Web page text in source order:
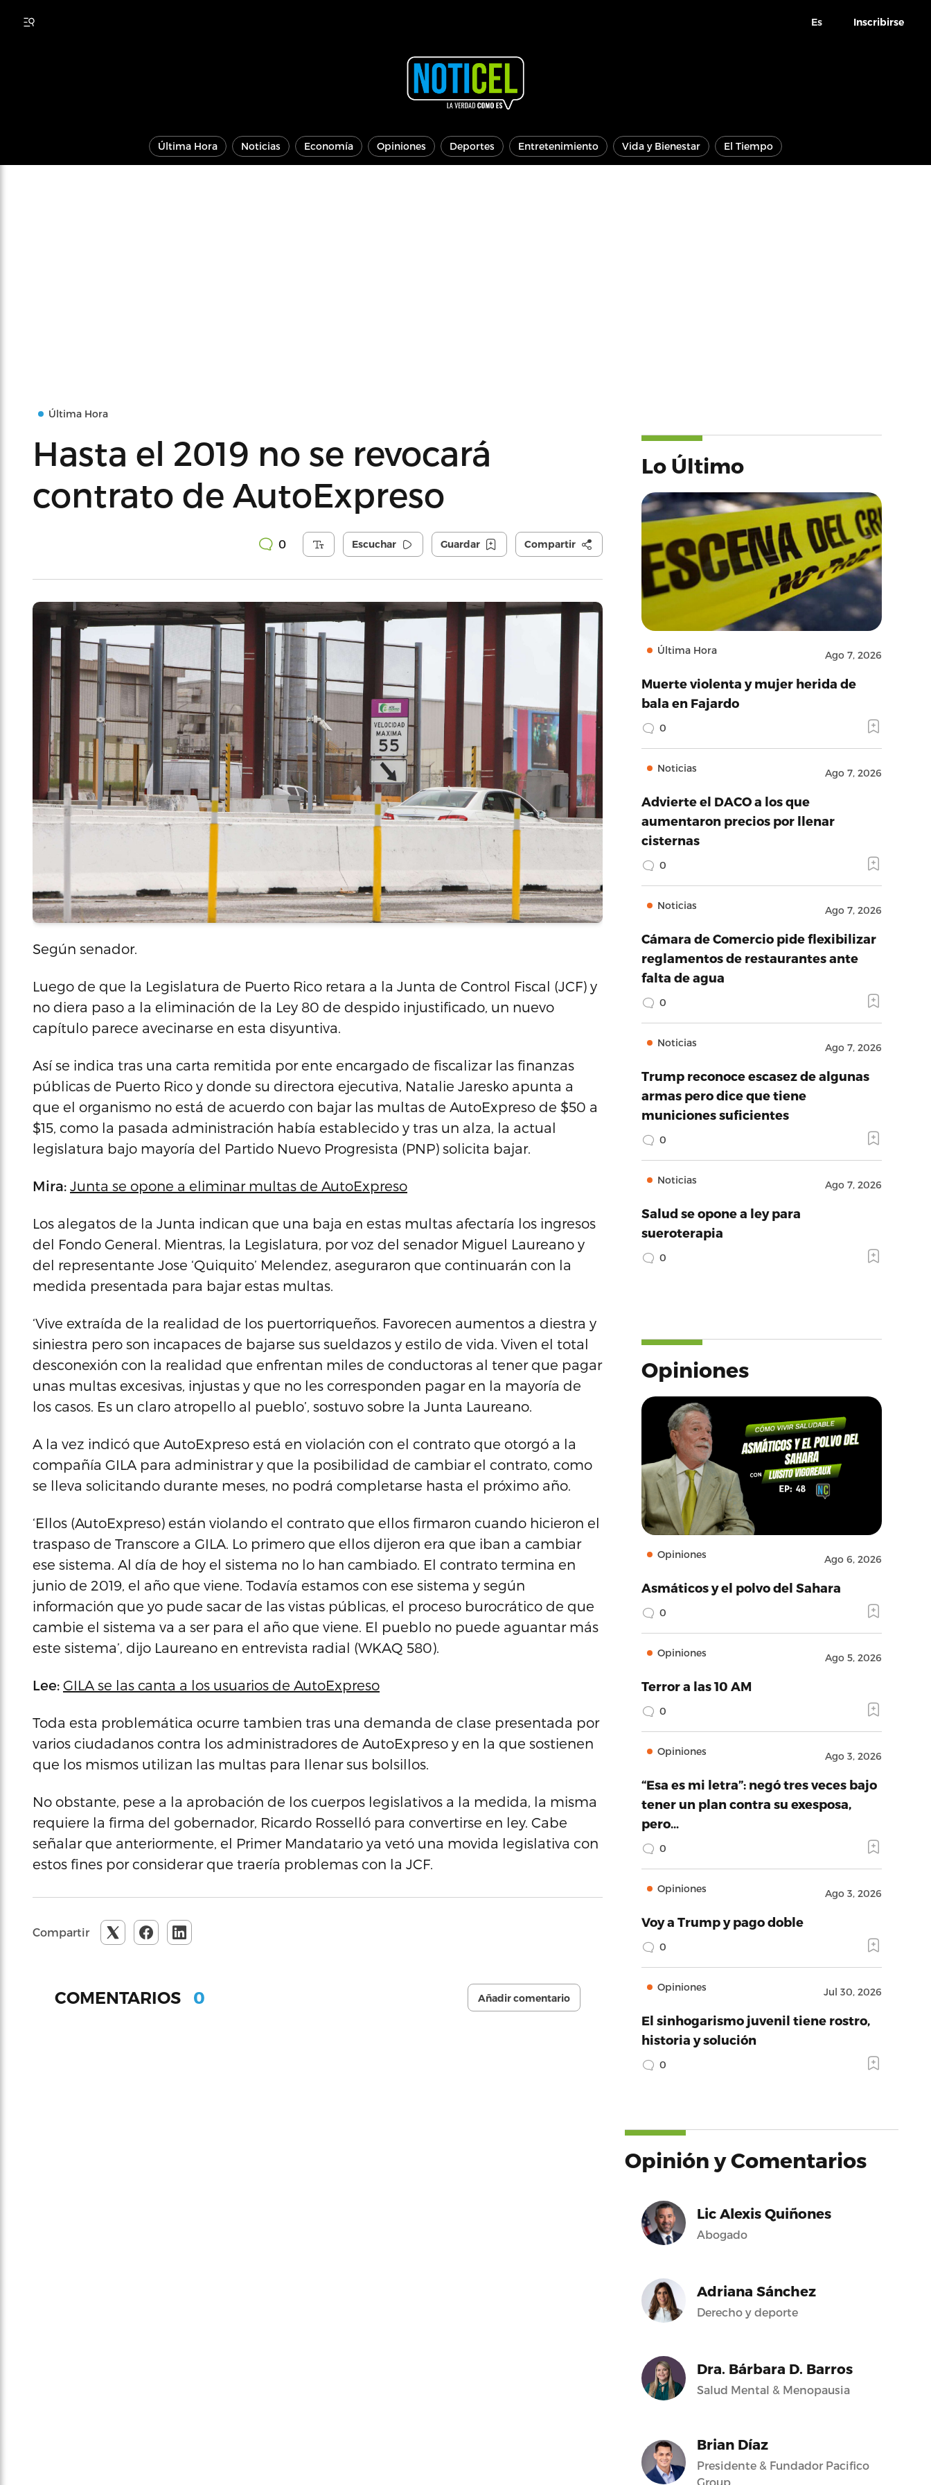
Es Inscribirse
Última Hora Noticias Economía Opiniones Deportes Entretenimiento Vida y Bienestar El Tiempo
Última Hora
Hasta el 2019 no se revocará
contrato de AutoExpreso
0 Escuchar Guardar Compartir
Según senador.
Luego de que la Legislatura de Puerto Rico retara a la Junta de Control Fiscal (JCF) y
no diera paso a la eliminación de la Ley 80 de despido injustificado, un nuevo
capítulo parece avecinarse en esta disyuntiva.
Así se indica tras una carta remitida por ente encargado de fiscalizar las finanzas
públicas de Puerto Rico y donde su directora ejecutiva, Natalie Jaresko apunta a
que el organismo no está de acuerdo con bajar las multas de AutoExpreso de $50 a
$15, como la pasada administración había establecido y tras un alza, la actual
legislatura bajo mayoría del Partido Nuevo Progresista (PNP) solicita bajar.
Mira: Junta se opone a eliminar multas de AutoExpreso
Los alegatos de la Junta indican que una baja en estas multas afectaría los ingresos
del Fondo General. Mientras, la Legislatura, por voz del senador Miguel Laureano y
del representante Jose ‘Quiquito’ Melendez, aseguraron que continuarán con la
medida presentada para bajar estas multas.
‘Vive extraída de la realidad de los puertorriqueños. Favorecen aumentos a diestra y
siniestra pero son incapaces de bajarse sus sueldazos y estilo de vida. Viven el total
desconexión con la realidad que enfrentan miles de conductoras al tener que pagar
unas multas excesivas, injustas y que no les corresponden pagar en la mayoría de
los casos. Es un claro atropello al pueblo’, sostuvo sobre la Junta Laureano.
A la vez indicó que AutoExpreso está en violación con el contrato que otorgó a la
compañía GILA para administrar y que la posibilidad de cambiar el contrato, como
se lleva solicitando durante meses, no podrá completarse hasta el próximo año.
‘Ellos (AutoExpreso) están violando el contrato que ellos firmaron cuando hicieron el
traspaso de Transcore a GILA. Lo primero que ellos dijeron era que iban a cambiar
ese sistema. Al día de hoy el sistema no lo han cambiado. El contrato termina en
junio de 2019, el año que viene. Todavía estamos con ese sistema y según
información que yo pude sacar de las vistas públicas, el proceso burocrático de que
cambie el sistema va a ser para el año que viene. El pueblo no puede aguantar más
este sistema’, dijo Laureano en entrevista radial (WKAQ 580).
Lee: GILA se las canta a los usuarios de AutoExpreso
Toda esta problemática ocurre tambien tras una demanda de clase presentada por
varios ciudadanos contra los administradores de AutoExpreso y en la que sostienen
que los mismos utilizan las multas para llenar sus bolsillos.
No obstante, pese a la aprobación de los cuerpos legislativos a la medida, la misma
requiere la firma del gobernador, Ricardo Rosselló para convertirse en ley. Cabe
señalar que anteriormente, el Primer Mandatario ya vetó una movida legislativa con
estos fines por considerar que traería problemas con la JCF.
Compartir
COMENTARIOS 0 Añadir comentario
Lo Último
Última Hora Ago 7, 2026
Muerte violenta y mujer herida de
bala en Fajardo
0
Noticias Ago 7, 2026
Advierte el DACO a los que
aumentaron precios por llenar
cisternas
0
Noticias Ago 7, 2026
Cámara de Comercio pide flexibilizar
reglamentos de restaurantes ante
falta de agua
0
Noticias Ago 7, 2026
Trump reconoce escasez de algunas
armas pero dice que tiene
municiones suficientes
0
Noticias Ago 7, 2026
Salud se opone a ley para
sueroterapia
0
Opiniones
Opiniones Ago 6, 2026
Asmáticos y el polvo del Sahara
0
Opiniones Ago 5, 2026
Terror a las 10 AM
0
Opiniones Ago 3, 2026
“Esa es mi letra”: negó tres veces bajo
tener un plan contra su exesposa,
pero…
0
Opiniones Ago 3, 2026
Voy a Trump y pago doble
0
Opiniones Jul 30, 2026
El sinhogarismo juvenil tiene rostro,
historia y solución
0
Opinión y Comentarios
Lic Alexis Quiñones
Abogado
Adriana Sánchez
Derecho y deporte
Dra. Bárbara D. Barros
Salud Mental & Menopausia
Brian Díaz
Presidente & Fundador Pacifico
Group